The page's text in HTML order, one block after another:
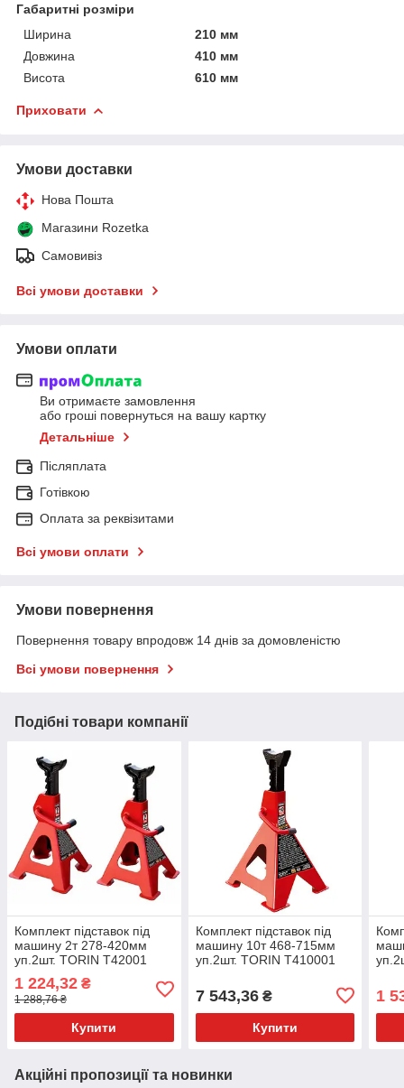
Габаритні розміри
Ширина
210 мм
Довжина
410 мм
Висота
610 мм
Приховати
Умови доставки
Нова Пошта
Магазини Rozetka
Самовивіз
Всі умови доставки
Умови оплати
Ви отримаєте замовлення
або гроші повернуться на вашу картку
Детальніше
Післяплата
Готівкою
Оплата за реквізитами
Всі умови оплати
Умови повернення
Повернення товару впродовж 14 днів за домовленістю
Всі умови повернення
Подібні товари компанії
Комплект підставок під
машину 2т 278-420мм
уп.2шт. TORIN T42001
1 224,32 ₴
1 288,76 ₴
Купити
Комплект підставок під
машину 10т 468-715мм
уп.2шт. TORIN T410001
7 543,36₴
Купити
1
Акційні пропозиції та новинки